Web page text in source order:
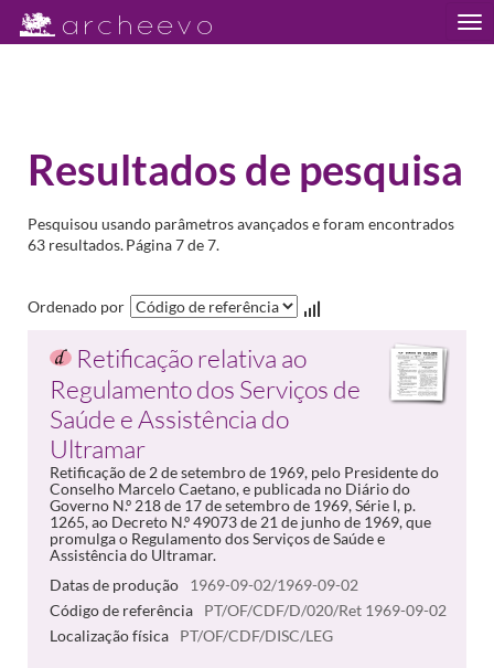
Resultados de pesquisa
Pesquisou usando parâmetros avançados e foram encontrados
63 resultados.Página 7 de 7.
Ordenado por
Retificação relativa ao
Regulamento dos Serviços de
Saúde e Assistência do
Ultramar
Retificação de 2 de setembro de 1969, pelo Presidente do
Conselho Marcelo Caetano, e publicada no Diário do
Governo N.º 218 de 17 de setembro de 1969, Série I, p.
1265, ao Decreto N.º 49073 de 21 de junho de 1969, que
promulga o Regulamento dos Serviços de Saúde e
Assistência do Ultramar.
Datas de produção
1969-09-02/1969-09-02
Código de referência
PT/OF/CDF/D/020/Ret 1969-09-02
Localização física
PT/OF/CDF/DISC/LEG